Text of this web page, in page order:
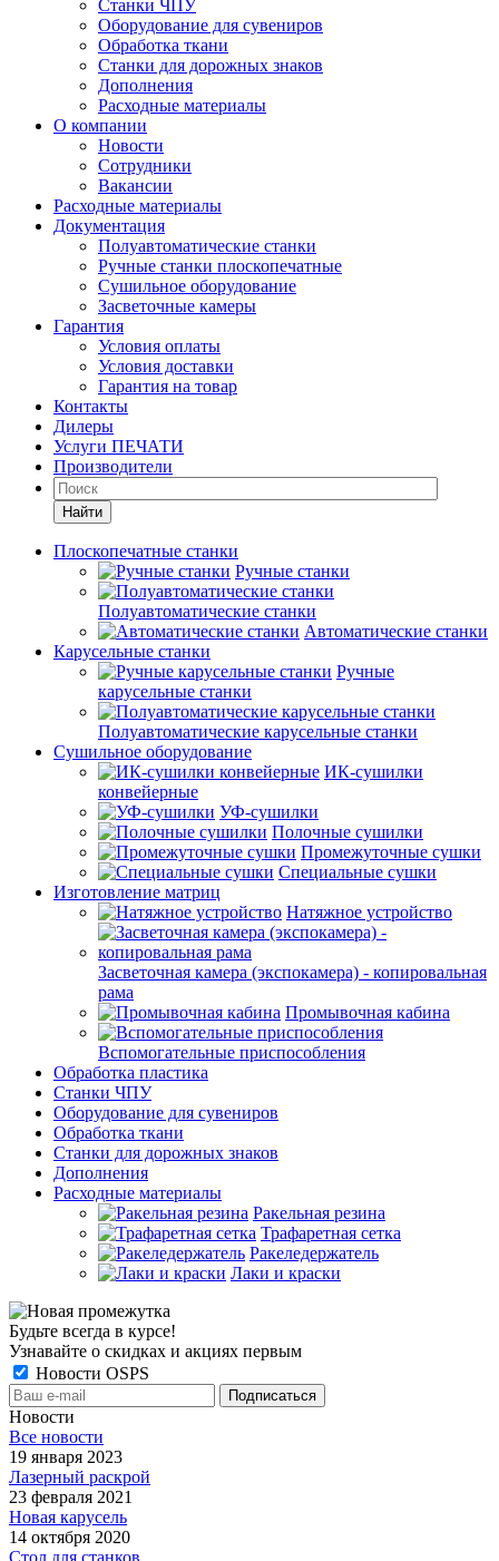
Станки ЧПУ
Оборудование для сувениров
Обработка ткани
Станки для дорожных знаков
Дополнения
Расходные материалы
О компании
Новости
Сотрудники
Вакансии
Расходные материалы
Документация
Полуавтоматические станки
Ручные станки плоскопечатные
Сушильное оборудование
Засветочные камеры
Гарантия
Условия оплаты
Условия доставки
Гарантия на товар
Контакты
Дилеры
Услуги ПЕЧАТИ
Производители
Найти
Плоскопечатные станки
Ручные станки
Полуавтоматические станки
Автоматические станки
Карусельные станки
Ручные
карусельные станки
Полуавтоматические карусельные станки
Сушильное оборудование
ИК-сушилки
конвейерные
УФ-сушилки
Полочные сушилки
Промежуточные сушки
Специальные сушки
Изготовление матриц
Натяжное устройство
Засветочная камера (экспокамера) - копировальная
рама
Промывочная кабина
Вспомогательные приспособления
Обработка пластика
Станки ЧПУ
Оборудование для сувениров
Обработка ткани
Станки для дорожных знаков
Дополнения
Расходные материалы
Ракельная резина
Трафаретная сетка
Ракеледержатель
Лаки и краски
Будьте всегда в курсе!
Узнавайте о скидках и акциях первым
Новости OSPS
Новости
Все новости
19 января 2023
Лазерный раскрой
23 февраля 2021
Новая карусель
14 октября 2020
Стол для станков